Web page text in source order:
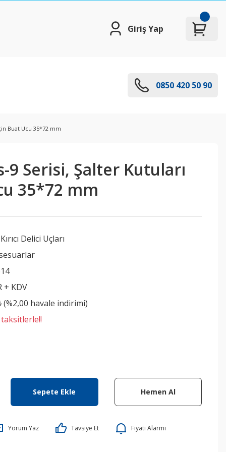
Giriş Yap
0850 420 50 90
Buat Ucu 35*72 mm
9 Serisi, Şalter Kutuları
35*72 mm
Delici Uçları
+ KDV
(%2,00 havale indirimi)
Sepete Ekle Hemen Al
Yorum Yaz Tavsiye Et Fiyatı Alarmı